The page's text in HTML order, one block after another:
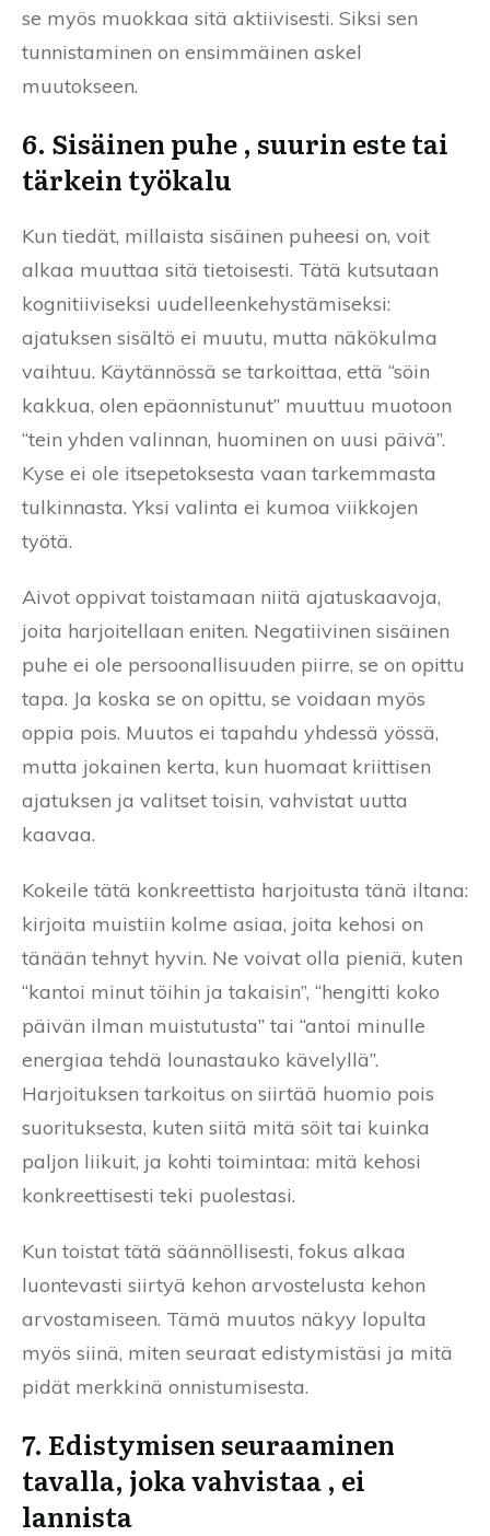
se myös muokkaa sitä aktiivisesti. Siksi sen
tunnistaminen on ensimmäinen askel
muutokseen.
6. Sisäinen puhe , suurin este tai
tärkein työkalu
Kun tiedät, millaista sisäinen puheesi on, voit
alkaa muuttaa sitä tietoisesti. Tätä kutsutaan
kognitiiviseksi uudelleenkehystämiseksi:
ajatuksen sisältö ei muutu, mutta näkökulma
vaihtuu. Käytännössä se tarkoittaa, että “söin
kakkua, olen epäonnistunut” muuttuu muotoon
“tein yhden valinnan, huominen on uusi päivä”.
Kyse ei ole itsepetoksesta vaan tarkemmasta
tulkinnasta. Yksi valinta ei kumoa viikkojen
työtä.
Aivot oppivat toistamaan niitä ajatuskaavoja,
joita harjoitellaan eniten. Negatiivinen sisäinen
puhe ei ole persoonallisuuden piirre, se on opittu
tapa. Ja koska se on opittu, se voidaan myös
oppia pois. Muutos ei tapahdu yhdessä yössä,
mutta jokainen kerta, kun huomaat kriittisen
ajatuksen ja valitset toisin, vahvistat uutta
kaavaa.
Kokeile tätä konkreettista harjoitusta tänä iltana:
kirjoita muistiin kolme asiaa, joita kehosi on
tänään tehnyt hyvin. Ne voivat olla pieniä, kuten
“kantoi minut töihin ja takaisin”, “hengitti koko
päivän ilman muistutusta” tai “antoi minulle
energiaa tehdä lounastauko kävelyllä”.
Harjoituksen tarkoitus on siirtää huomio pois
suorituksesta, kuten siitä mitä söit tai kuinka
paljon liikuit, ja kohti toimintaa: mitä kehosi
konkreettisesti teki puolestasi.
Kun toistat tätä säännöllisesti, fokus alkaa
luontevasti siirtyä kehon arvostelusta kehon
arvostamiseen. Tämä muutos näkyy lopulta
myös siinä, miten seuraat edistymistäsi ja mitä
pidät merkkinä onnistumisesta.
7. Edistymisen seuraaminen
tavalla, joka vahvistaa , ei
lannista